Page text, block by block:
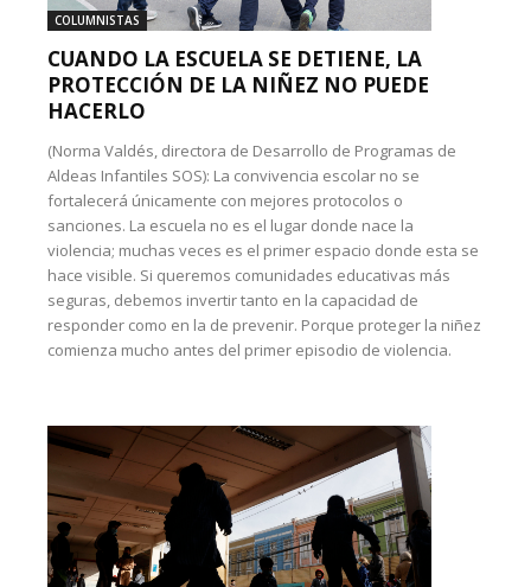
COLUMNISTAS
CUANDO LA ESCUELA SE DETIENE, LA
PROTECCIÓN DE LA NIÑEZ NO PUEDE
HACERLO
(Norma Valdés, directora de Desarrollo de Programas de
Aldeas Infantiles SOS): La convivencia escolar no se
fortalecerá únicamente con mejores protocolos o
sanciones. La escuela no es el lugar donde nace la
violencia; muchas veces es el primer espacio donde esta se
hace visible. Si queremos comunidades educativas más
seguras, debemos invertir tanto en la capacidad de
responder como en la de prevenir. Porque proteger la niñez
comienza mucho antes del primer episodio de violencia.